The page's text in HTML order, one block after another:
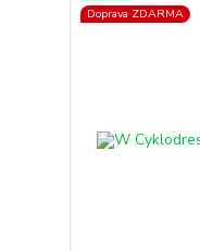
Doprava ZDARMA